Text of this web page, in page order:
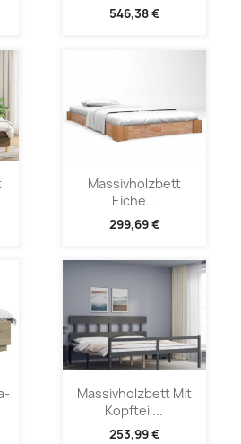
546,38 €
Massivholzbett
Eiche...
299,69 €
Massivholzbett Mit
Kopfteil...
253,99 €